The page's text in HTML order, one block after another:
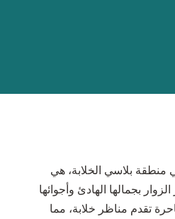
منطقة بلاسي الخلابة، هي
بجمالها الهادئ وأجوائها
تقدم مناظر خلابة، مما